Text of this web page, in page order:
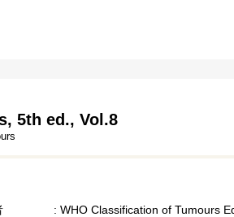
5th ed., Vol.8
: WHO Classification of Tumours